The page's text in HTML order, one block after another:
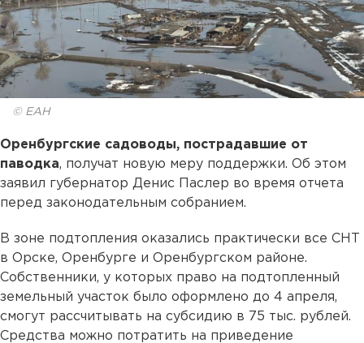
© ЕАН
Оренбургские садоводы, пострадавшие от
паводка, получат новую меру поддержки. Об этом
заявил губернатор Денис Паслер во время отчета
перед законодательным собранием.
В зоне подтопления оказались практически все СНТ
в Орске, Оренбурге и Оренбургском районе.
Собственники, у которых право на подтопленный
земельный участок было оформлено до 4 апреля,
смогут рассчитывать на субсидию в 75 тыс. рублей.
Средства можно потратить на приведение